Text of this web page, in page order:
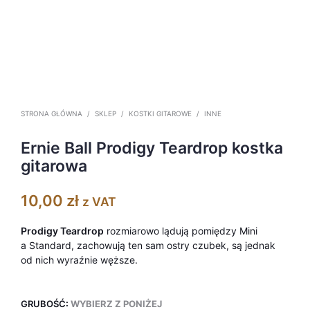
STRONA GŁÓWNA / SKLEP / KOSTKI GITAROWE / INNE
Ernie Ball Prodigy Teardrop kostka
gitarowa
10,00 zł z VAT
Prodigy Teardrop rozmiarowo lądują pomiędzy Mini
a Standard, zachowują ten sam ostry czubek, są jednak
od nich wyraźnie węższe.
GRUBOŚĆ: WYBIERZ Z PONIŻEJ